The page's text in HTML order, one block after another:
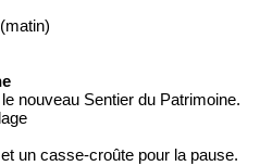
nouveau Sentier du Patrimoine.
un casse-croûte pour la pause.